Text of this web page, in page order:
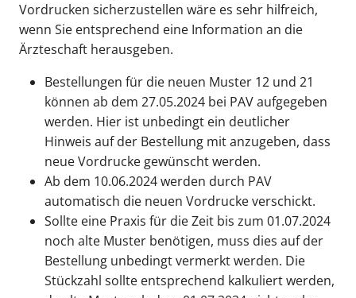
Vordrucken sicherzustellen wäre es sehr hilfreich,
wenn Sie entsprechend eine Information an die
Ärzteschaft herausgeben.
Bestellungen für die neuen Muster 12 und 21
können ab dem 27.05.2024 bei PAV aufgegeben
werden. Hier ist unbedingt ein deutlicher
Hinweis auf der Bestellung mit anzugeben, dass
neue Vordrucke gewünscht werden.
Ab dem 10.06.2024 werden durch PAV
automatisch die neuen Vordrucke verschickt.
Sollte eine Praxis für die Zeit bis zum 01.07.2024
noch alte Muster benötigen, muss dies auf der
Bestellung unbedingt vermerkt werden. Die
Stückzahl sollte entsprechend kalkuliert werden,